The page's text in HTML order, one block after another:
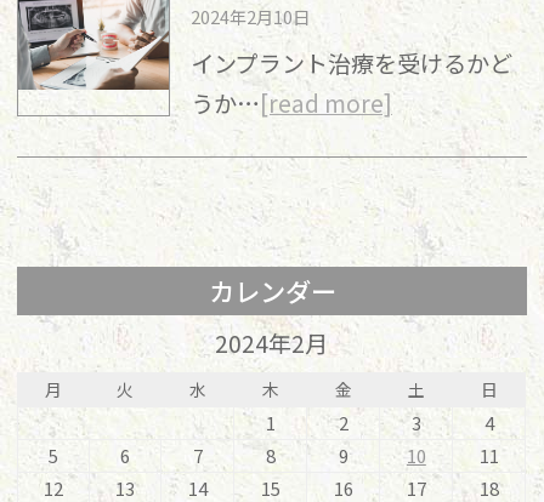
2024年2月10日
インプラント治療を受けるかど
うか…[read more]
カレンダー
2024年2月
月 火 水 木 金 土 日
1 2 3
4
5
6 7 8 9 10
11
12
13 14 15 16 17
18